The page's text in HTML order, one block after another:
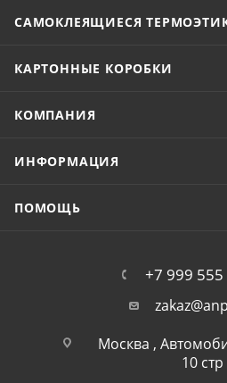
САМОКЛЕЯЩИЕСЯ
КАРТОННЫЕ КОРОБКИ
КОМПАНИЯ
ИНФОРМАЦИЯ
ПОМОЩЬ
+7 999
Москва ,
10